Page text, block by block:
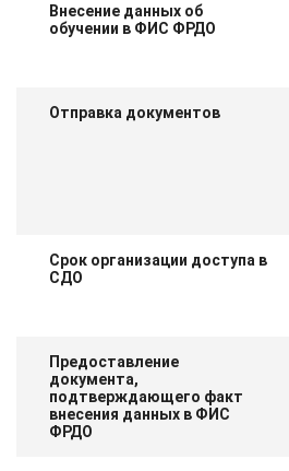
Внесение данных об
обучении в ФИС ФРДО
Отправка документов
Срок организации доступа в
СДО
Предоставление
документа,
подтверждающего факт
внесения данных в ФИС
ФРДО